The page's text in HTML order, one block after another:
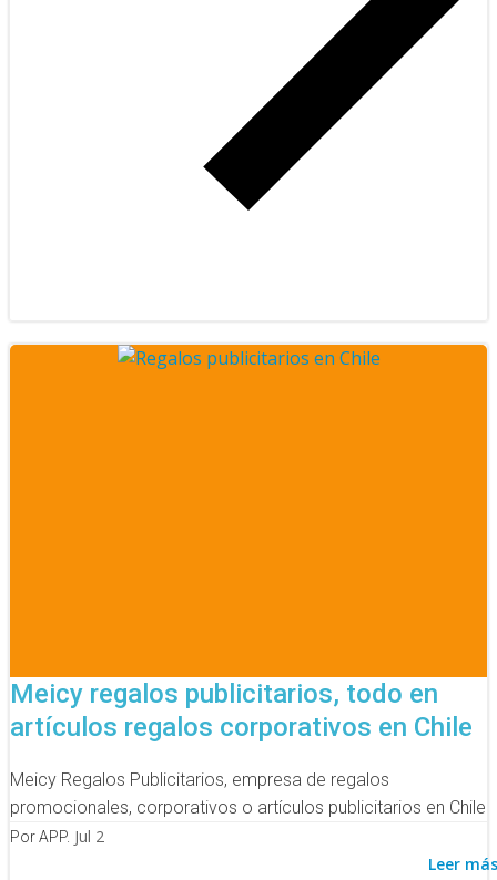
Meicy regalos publicitarios, todo en
artículos regalos corporativos en Chile
Meicy Regalos Publicitarios, empresa de regalos
promocionales, corporativos o artículos publicitarios en Chile
Por APP. Jul 2
Leer más